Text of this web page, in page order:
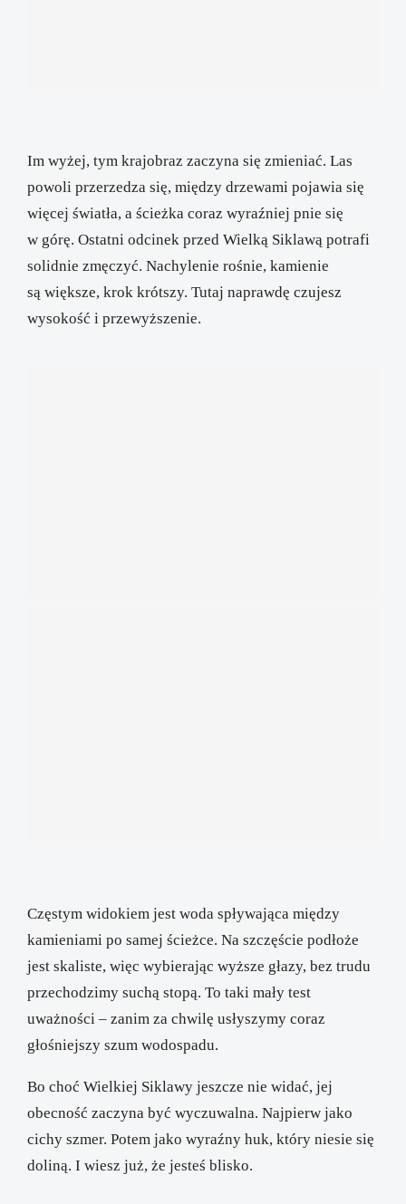
Im wyżej, tym krajobraz zaczyna się zmieniać. Las
powoli przerzedza się, między drzewami pojawia się
więcej światła, a ścieżka coraz wyraźniej pnie się
w górę. Ostatni odcinek przed Wielką Siklawą potrafi
solidnie zmęczyć. Nachylenie rośnie, kamienie
są większe, krok krótszy. Tutaj naprawdę czujesz
wysokość i przewyższenie.
Częstym widokiem jest woda spływająca między
kamieniami po samej ścieżce. Na szczęście podłoże
jest skaliste, więc wybierając wyższe głazy, bez trudu
przechodzimy suchą stopą. To taki mały test
uważności – zanim za chwilę usłyszymy coraz
głośniejszy szum wodospadu.
Bo choć Wielkiej Siklawy jeszcze nie widać, jej
obecność zaczyna być wyczuwalna. Najpierw jako
cichy szmer. Potem jako wyraźny huk, który niesie się
doliną. I wiesz już, że jesteś blisko.